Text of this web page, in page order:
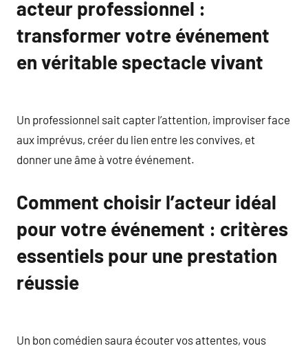
acteur professionnel :
transformer votre événement
en véritable spectacle vivant
Un professionnel sait capter l’attention, improviser face
aux imprévus, créer du lien entre les convives, et
donner une âme à votre événement.
Comment choisir l’acteur idéal
pour votre événement : critères
essentiels pour une prestation
réussie
Un bon comédien saura écouter vos attentes, vous